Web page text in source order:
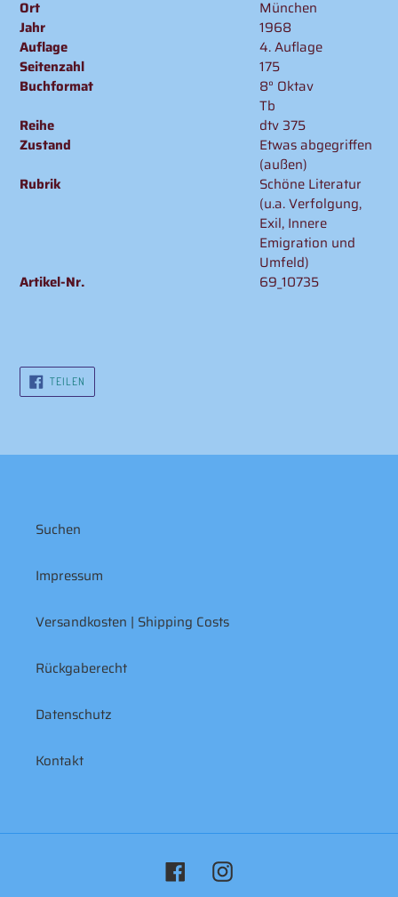
Ort
München
Jahr
1968
Auflage
4. Auflage
Seitenzahl
175
Buchformat
8° Oktav
Tb
Reihe
dtv 375
Zustand
Etwas abgegriffen
(außen)
Rubrik
Schöne Literatur
(u.a. Verfolgung,
Exil, Innere
Emigration und
Umfeld)
Artikel-Nr.
69_10735
TEILEN
TEILEN
Suchen
Impressum
Versandkosten | Shipping Costs
Rückgaberecht
Datenschutz
Kontakt
FacebookInstagram